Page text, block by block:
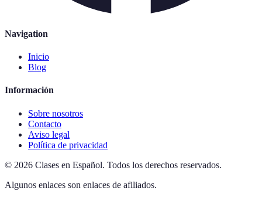
Navigation
Inicio
Blog
Información
Sobre nosotros
Contacto
Aviso legal
Política de privacidad
© 2026 Clases en Español. Todos los derechos reservados.
Algunos enlaces son enlaces de afiliados.